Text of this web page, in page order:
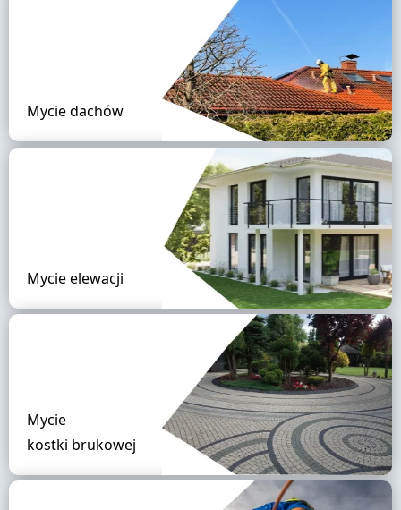
Mycie dachów
Mycie elewacji
Mycie
kostki brukowej